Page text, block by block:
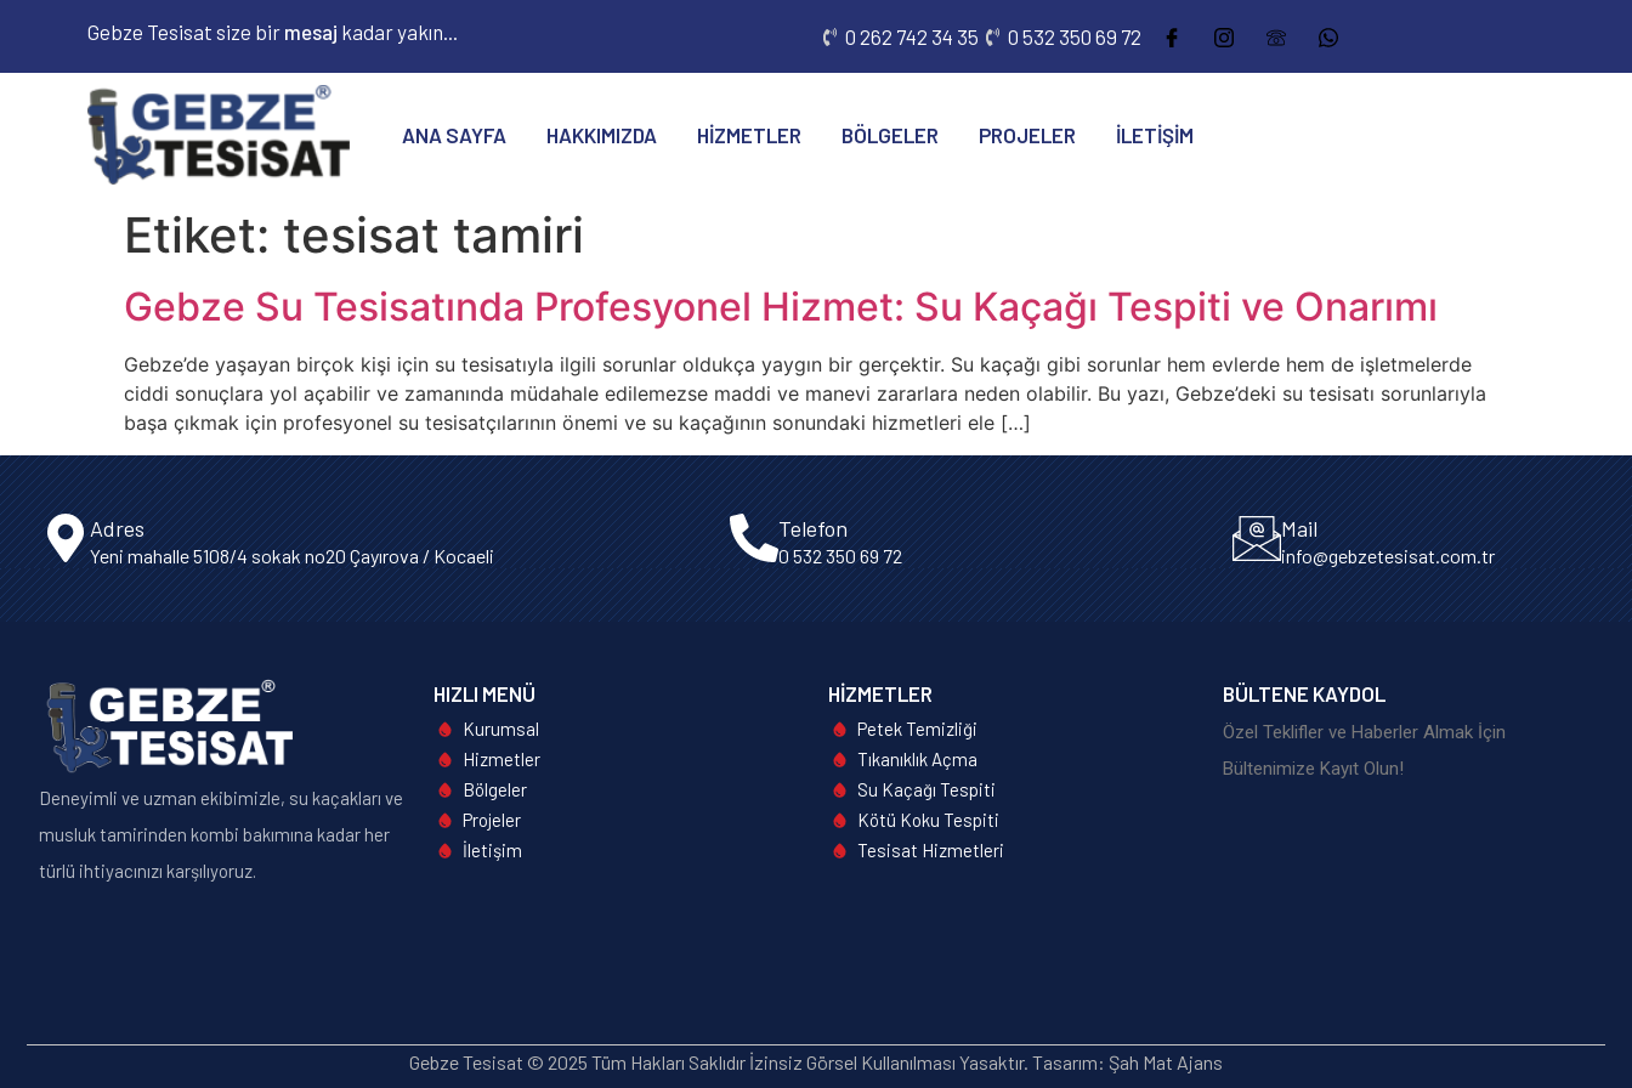
Gebze Tesisat size bir mesaj kadar yakın... 0 262 742 34 35 0 532 350 69 72
ANA SAYFA HAKKIMIZDA HIZMETLER BÖLGELER PROJELER İLETIŞIM
Etiket: tesisat tamiri
Gebze Su Tesisatında Profesyonel Hizmet: Su Kaçağı Tespiti ve Onarımı
Gebze’de yaşayan birçok kişi için su tesisatıyla ilgili sorunlar oldukça yaygın bir gerçektir. Su kaçağı gibi sorunlar hem evlerde hem de işletmelerde
ciddi sonuçlara yol açabilir ve zamanında müdahale edilemezse maddi ve manevi zararlara neden olabilir. Bu yazı, Gebze’deki su tesisatı sorunlarıyla
başa çıkmak için profesyonel su tesisatçılarının önemi ve su kaçağının sonundaki hizmetleri ele […]
Adres
Yeni mahalle 5108/4 sokak no20 Çayırova / Kocaeli
Telefon
0 532 350 69 72
Mail
info@gebzetesisat.com.tr
Deneyimli ve uzman ekibimizle, su kaçakları ve
musluk tamirinden kombi bakımına kadar her
türlü ihtiyacınızı karşılıyoruz.
HIZLI MENÜ
Kurumsal
Hizmetler
Bölgeler
Projeler
İletişim
HIZMETLER
Petek Temizliği
Tıkanıklık Açma
Su Kaçağı Tespiti
Kötü Koku Tespiti
Tesisat Hizmetleri
BÜLTENE KAYDOL
Özel Teklifler ve Haberler Almak İçin
Bültenimize Kayıt Olun!
Gebze Tesisat © 2025 Tüm Hakları Saklıdır İzinsiz Görsel Kullanılması Yasaktır. Tasarım: Şah Mat Ajans